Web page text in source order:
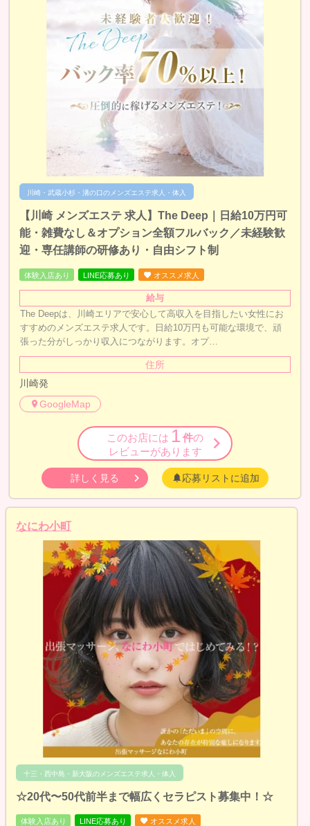
川崎・武蔵小杉・溝の口のメンズエステ求人・体入
【川崎 メンズエステ 求人】The Deep｜日給10万円可
能・雑費なし＆オプション全額フルバック／未経験歓
迎・専任講師の研修あり・自由シフト制
体験入店あり LINE応募あり オススメ求人
給与
The Deepは、川崎エリアで安心して高収入を目指したい女性にお
すすめのメンズエステ求人です。日給10万円も可能な環境で、頑
張った分がしっかり収入につながります。オプ…
住所
川崎発
GoogleMap
このお店には 1 件の
レビューがあります
詳しく見る 応募リストに追加
なにわ小町
十三・西中島・新大阪のメンズエステ求人・体入
☆20代〜50代前半まで幅広くセラピスト募集中！☆
体験入店あり LINE応募あり オススメ求人